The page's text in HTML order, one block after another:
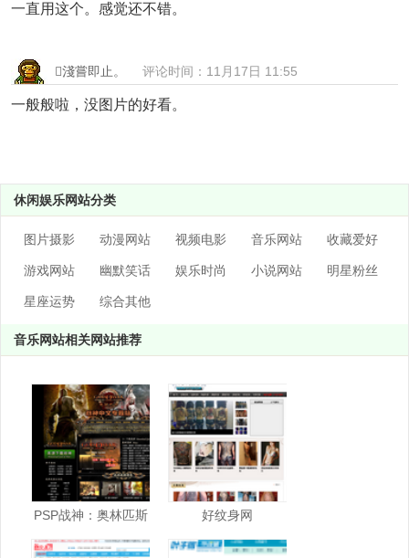
一直用这个。感觉还不错。
淺嘗即止。 评论时间：11月17日 11:55
一般般啦，没图片的好看。
休闲娱乐网站分类
图片摄影 动漫网站 视频电影 音乐网站 收藏爱好
游戏网站 幽默笑话 娱乐时尚 小说网站 明星粉丝
星座运势 综合其他
音乐网站相关网站推荐
PSP战神：奥林匹斯
之链中文网
好纹身网